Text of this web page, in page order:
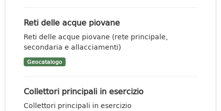
Reti delle acque piovane
Reti delle acque piovane (rete principale,
secondaria e allacciamenti)
Geocatalogo
Collettori principali in esercizio
Collettori principali in esercizio